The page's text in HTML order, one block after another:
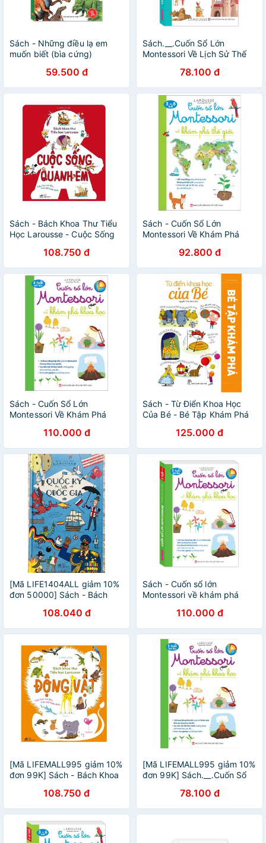
Sách - Những điều lạ em
muốn biết (bìa cứng)
59.500 đ
Sách.__.Cuốn Sổ Lớn
Montessori Về Lịch Sử Thế
78.100 đ
Sách - Bách Khoa Thư Tiểu
Học Larousse - Cuộc Sống
108.750 đ
Sách - Cuốn Sổ Lớn
Montessori Về Khám Phá
92.800 đ
Sách - Cuốn Sổ Lớn
Montessori Về Khám Phá
110.000 đ
Sách - Từ Điển Khoa Học
Của Bé - Bé Tập Khám Phá
125.000 đ
[Mã LIFE1404ALL giảm 10%
đơn 50000] Sách - Bách
kỳ và quốc gia (TB 2020)
108.040 đ
Sách - Cuốn sổ lớn
Montessori về khám phá
110.000 đ
[Mã LIFEMALL995 giảm 10%
đơn 99K] Sách - Bách Khoa
Động Vật108.750 đ
[Mã LIFEMALL995 giảm 10%
đơn 99K] Sách.__.Cuốn Sổ
78.100 đ